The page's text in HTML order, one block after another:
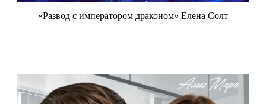
«Развод с императором драконом» Елена Солт